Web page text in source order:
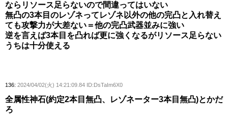
ならリソース足らないので間違ってはいない
無凸の3本目のレゾネってレゾネ以外の他の完凸と入れ替え
ても攻撃力が大差ない＝他の完凸武器並みに強い
逆を言えば3本目を凸れば更に強くなるがリソース足らない
うちは十分使える
136: 2024/04/02(火) 14:21:09.84 ID:DsTaIm6X0
全属性神石(約定2本目無凸、レゾネーター3本目無凸)とかだ
ろ